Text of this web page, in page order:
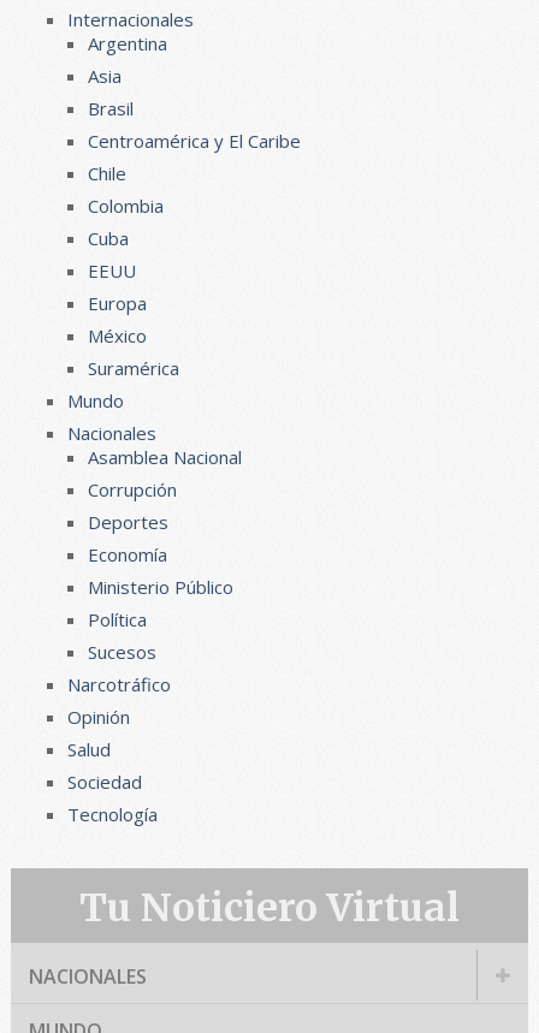
Internacionales
Argentina
Asia
Brasil
Centroamérica y El Caribe
Chile
Colombia
Cuba
EEUU
Europa
México
Suramérica
Mundo
Nacionales
Asamblea Nacional
Corrupción
Deportes
Economía
Ministerio Público
Política
Sucesos
Narcotráfico
Opinión
Salud
Sociedad
Tecnología
Tu Noticiero Virtual
NACIONALES